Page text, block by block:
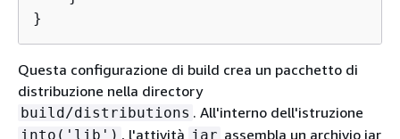
}
Questa configurazione di build crea un pacchetto di
distribuzione nella directory
build/distributions . All'interno dell'istruzione
into('lib') , l'attività jar assembla un archivio jar